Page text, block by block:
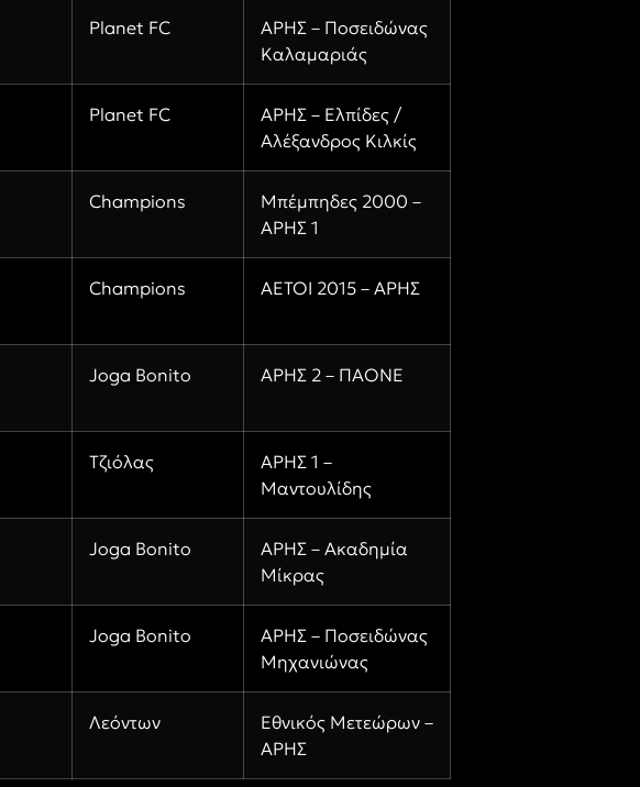
Planet FC
ΑΡΗΣ – Ποσειδώνας
Καλαμαριάς
Planet FC
ΑΡΗΣ – Ελπίδες /
Αλέξανδρος Κιλκίς
Champions
Μπέμπηδες 2000 –
ΑΡΗΣ 1
Champions ΑΕΤΟΙ 2015 – ΑΡΗΣ
Joga Bonito ΑΡΗΣ 2 – ΠΑΟΝΕ
Τζιόλας
ΑΡΗΣ 1 –
Μαντουλίδης
Joga Bonito
ΑΡΗΣ – Ακαδημία
Μίκρας
Joga Bonito
ΑΡΗΣ – Ποσειδώνας
Μηχανιώνας
Λεόντων
Εθνικός Μετεώρων –
ΑΡΗΣ